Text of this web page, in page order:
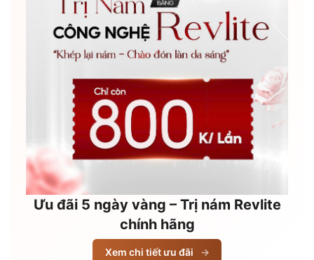
Ưu đãi 5 ngày vàng – Trị nám Revlite
chính hãng
Xem chi tiết ưu đãi →